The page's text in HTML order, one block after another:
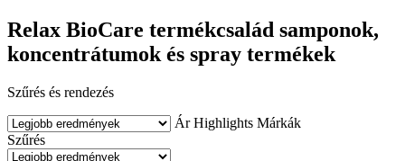
Relax BioCare termékcsalád samponok,
koncentrátumok és spray termékek
Szűrés és rendezés
Ár Highlights Márkák
Szűrés